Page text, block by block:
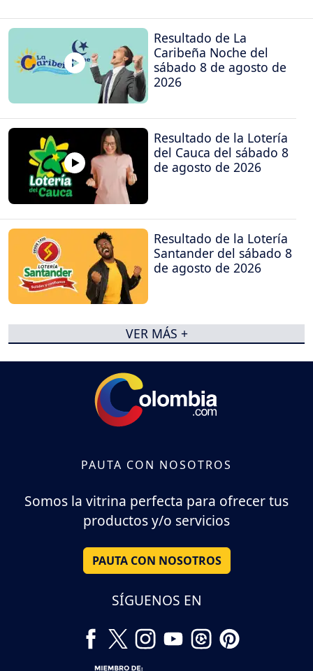
Resultado de La
Caribeña Noche del
sábado 8 de agosto de
2026
Resultado de la Lotería
del Cauca del sábado 8
de agosto de 2026
Resultado de la Lotería
Santander del sábado 8
de agosto de 2026
VER MÁS +
PAUTA CON NOSOTROS
Somos la vitrina perfecta para ofrecer tus
productos y/o servicios
PAUTA CON NOSOTROS
SÍGUENOS EN